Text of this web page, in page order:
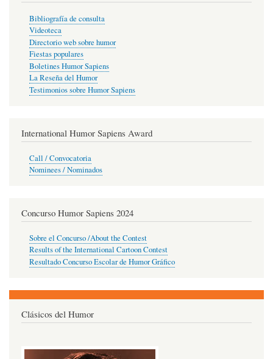
Bibliografía de consulta
Videoteca
Directorio web sobre humor
Fiestas populares
Boletines Humor Sapiens
La Reseña del Humor
Testimonios sobre Humor Sapiens
International Humor Sapiens Award
Call / Convocatoria
Nominees / Nominados
Concurso Humor Sapiens 2024
Sobre el Concurso /About the Contest
Results of the International Cartoon Contest
Resultado Concurso Escolar de Humor Gráfico
Clásicos del Humor